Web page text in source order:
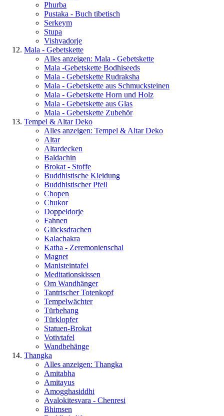
Phurba
Pustaka - Buch tibetisch
Serkeym
Stupa
Vishvadorje
Mala - Gebetskette
Alles anzeigen: Mala - Gebetskette
Mala -Gebetskette Bodhiseeds
Mala - Gebetskette Rudraksha
Mala - Gebetskette aus Schmucksteinen
Mala - Gebetskette Horn und Holz
Mala - Gebetskette aus Glas
Mala - Gebetskette Zubehör
Tempel & Altar Deko
Alles anzeigen: Tempel & Altar Deko
Altar
Altardecken
Baldachin
Brokat - Stoffe
Buddhistische Kleidung
Buddhistischer Pfeil
Chopen
Chukor
Doppeldorje
Fahnen
Glücksdrachen
Kalachakra
Katha - Zeremonienschal
Magnet
Manisteintafel
Meditationskissen
Om Wandhänger
Tantrischer Totenkopf
Tempelwächter
Türbehang
Türklopfer
Statuen-Brokat
Votivtafel
Wandbehänge
Thangka
Alles anzeigen: Thangka
Amitabha
Amitayus
Amogghasiddhi
Avalokitesvara - Chenresi
Bhimsen